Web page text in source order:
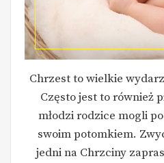
Chrzest to wielkie
Często jest to również
młodzi rodzice mogli
swoim potomkiem.
jedni na Chrzciny